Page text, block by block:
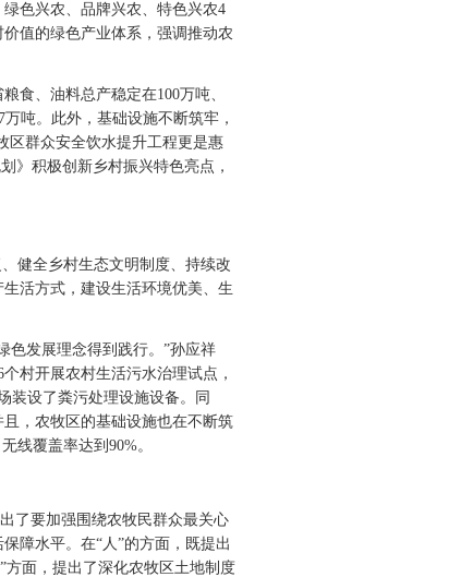
色兴农、品牌兴农、特色兴农4
值的绿色产业体系，强调推动农
、油料总产稳定在100万吨、
吨。此外，基础设施不断筑牢，
区群众安全饮水提升工程更是惠
》积极创新乡村振兴特色亮点，
健全乡村生态文明制度、持续改
活方式，建设生活环境优美、生
发展理念得到践行。”孙应祥
村开展农村生活污水治理试点，
装设了粪污处理设施设备。同
，农牧区的基础设施也在不断筑
线覆盖率达到90%。
了要加强围绕农牧民群众最关心
障水平。在“人”的方面，既提出
面，提出了深化农牧区土地制度